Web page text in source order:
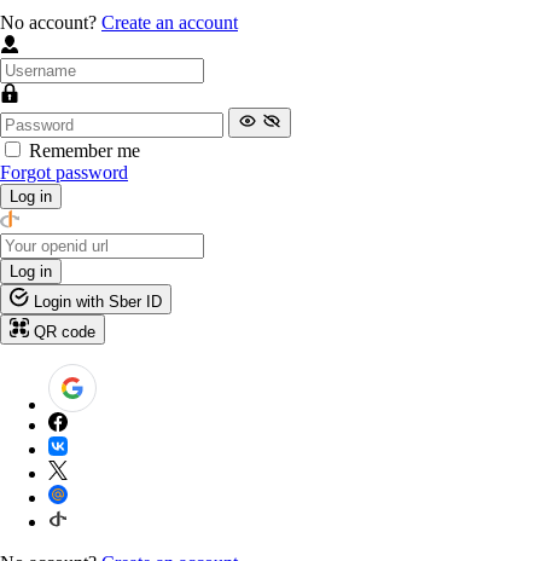
No account? Create an account
Remember me
Forgot password
Log in
Log in
Login with Sber ID
QR code